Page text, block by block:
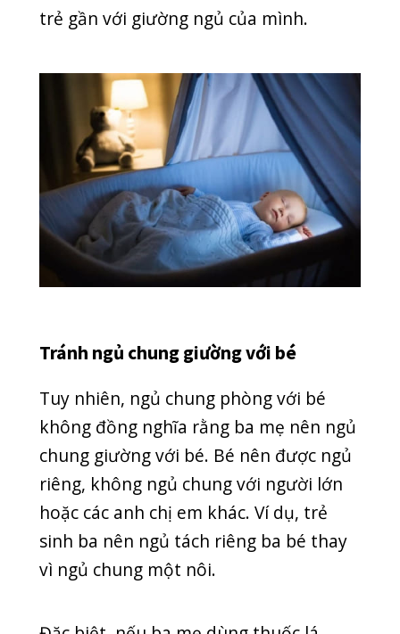
Trên đây là 10 mẹo giúp giữ bé an toàn
khi ngủ. Những hành động nhỏ của
cơ đe dọa đến tính mạng. Để bảo vệ
con yêu, hãy tự trang bị thêm nhiều
kiến thức, giúp bảo vệ bé tốt hơn nhé.
SEO ADMIN HEALTH NEWS
Thể loại
COVID-19 DENTAL CLINIC
GENERAL HEALTH HOẠT ĐỘNG
KỸ THUẬT NEWS NGOẠI KHOA
RĂNG HÀM MẶT SẢN PHỤ KHOA
SỨC KHỎE THƯỞNG THỨC
TAI MŨI HỌNG TIN MỚI